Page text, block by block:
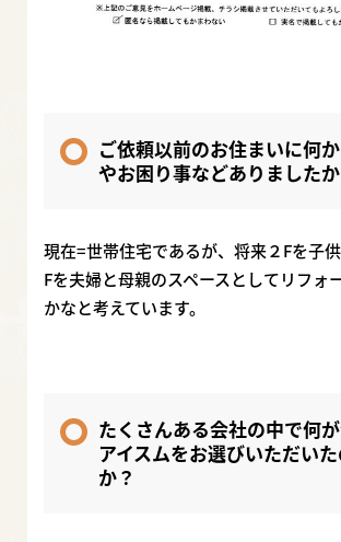
ご依頼以前のお住まいに何
やお困り事などありましたか
現在=世帯住宅であるが、将来２Fを子
Fを夫婦と母親のスペースとしてリフォ
かなと考えています。
たくさんある会社の中で何
アイスムをお選びいただい
か？